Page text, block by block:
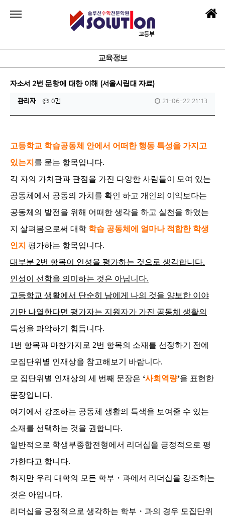
교육정보
자소서 2번 문항에 대한 이해 (서울시립대 자료)
관리자 0건 21-06-22 21:13
고등학교 학습공동체 안에서 어떠한 행동 특성을 가지고
있는지 를 묻는 항목입니다.
각 자의 가치관과 관점을 가진 다양한 사람들이 모여 있는
공동체에서 공동의 가치를 확인 하고 개인의 이익보다는
공동체의 발전을 위해 어떠한 생각을 하고 실천을 하였는
지 살펴봄으로써 대학 학습 공동체에 얼마나 적합한 학생
인지 평가하는 항목입니다.
대부분 2번 항목이 인성을 평가하는 것으로 생각합니다.
인성이 선함을 의미하는 것은 아닙니다.
고등학교 생활에서 단순히 남에게 나의 것을 양보한 이야
기만 나열한다면 평가자는 지원자가 가진 공동체 생활의
특성을 파악하기 힘듭니다.
1번 항목과 마찬가지로 2번 항목의 소재를 선정하기 전에
모집단위별 인재상을 참고해보기 바랍니다.
모 집단위별 인재상의 세 번째 문장은 ‘사회역량’을 표현한
문장입니다.
여기에서 강조하는 공동체 생활의 특색을 보여줄 수 있는
소재를 선택하는 것을 권합니다.
일반적으로 학생부종합전형에서 리더십을 긍정적으로 평
가한다고 합니다.
하지만 우리 대학의 모든 학부・과에서 리더십을 강조하는
것은 아입니다.
리더십을 긍정적으로 생각하는 학부・과의 경우 모집단위